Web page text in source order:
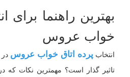
بهترین راهنما برای
خواب عروس
انتخاب پرده اتاق خواب عروس
تاثیر گذار است؟ مهمترین نکات که